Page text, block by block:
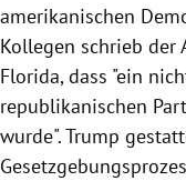
amerikanischen
Kollegen schrieb der
Florida, dass "ein
republikanischen
wurde".Trump